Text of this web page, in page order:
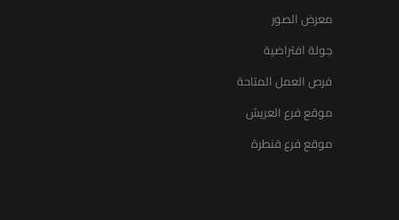
معرض الصور
جولة افتراضية
فرص العمل المتاحة
موقع فرع العريش
موقع فرع قنطرة